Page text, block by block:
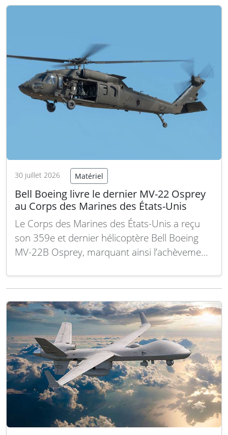
Lire la suite
30 juillet 2026 Matériel
Bell Boeing livre le dernier MV-22 Osprey
au Corps des Marines des États-Unis
Le Corps des Marines des États-Unis a reçu
son 359e et dernier hélicoptère Bell Boeing
MV-22B Osprey, marquant ainsi l’achèvement
vingt ans après son entrée en service
2026 lors d’une cérémonie organisée au
centre d’assemblage…Lire la suite